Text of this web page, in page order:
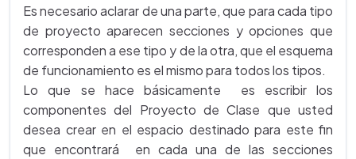
Es necesario aclarar de una parte, que para cada tipo
de proyecto aparecen secciones y opciones que
corresponden a ese tipo y de la otra, que el esquema
de funcionamiento es el mismo para todos los tipos.
Lo que se hace básicamente es escribir los
componentes del Proyecto de Clase que usted
desea crear en el espacio destinado para este fin
que encontrará en cada una de las secciones